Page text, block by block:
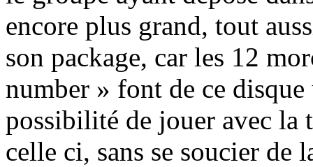
encore plus grand, tout
son package, car les 12
number » font de ce
possibilité de jouer avec la
celle ci, sans se soucier de